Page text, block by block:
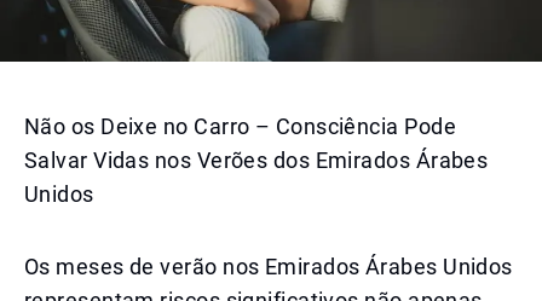
Não os Deixe no Carro – Consciência Pode
Salvar Vidas nos Verões dos Emirados Árabes
Unidos
Os meses de verão nos Emirados Árabes Unidos